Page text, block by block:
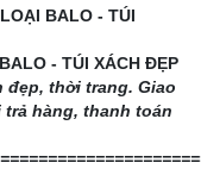
BALO - TÚI
- TÚI XÁCH ĐẸP
đẹp, thời trang. Giao
hàng, thanh toán